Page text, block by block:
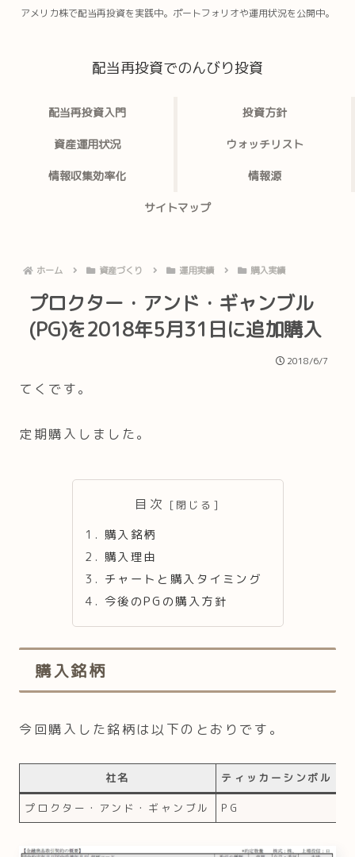
アメリカ株で配当再投資を実践中。ポートフォリオや運用状況を公開中。
配当再投資でのんびり投資
配当再投資入門 投資方針
資産運用状況 ウォッチリスト
情報収集効率化 情報源
サイトマップ
ホーム 資産づくり 運用実績 購入実績
プロクター・アンド・ギャンブル
(PG)を2018年5月31日に追加購入
2018/6/7
てくです。
定期購入しました。
目次
購入銘柄
購入理由
チャートと購入タイミング
今後のPGの購入方針
購入銘柄
今回購入した銘柄は以下のとおりです。
社名 ティッカーシンボル
プロクター・アンド・ギャンブル PG